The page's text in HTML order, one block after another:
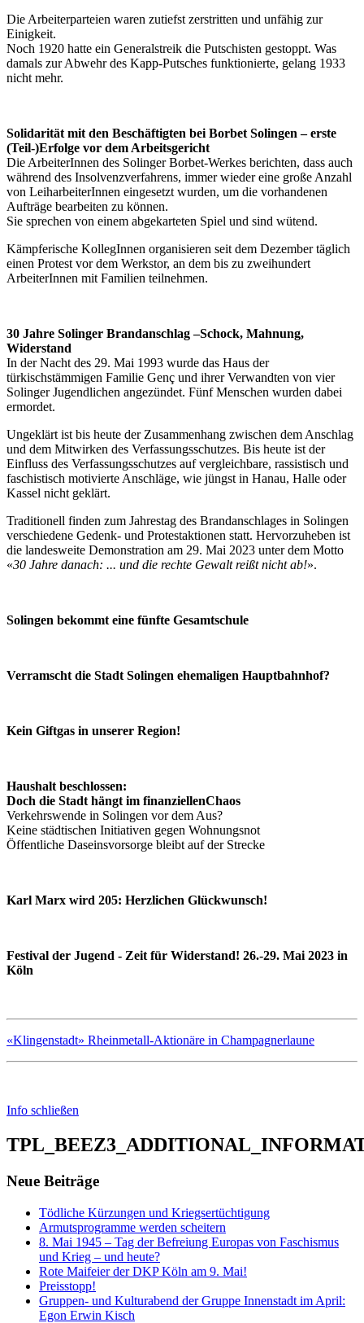
Die Arbeiterparteien waren zutiefst zerstritten und unfähig zur
Einigkeit.
Noch 1920 hatte ein Generalstreik die Putschisten gestoppt. Was
damals zur Abwehr des Kapp-Putsches funktionierte, gelang 1933
nicht mehr.
Solidarität mit den Beschäftigten bei Borbet Solingen – erste
(Teil-)Erfolge vor dem Arbeitsgericht
Die ArbeiterInnen des Solinger Borbet-Werkes berichten, dass auch
während des Insolvenzverfahrens, immer wieder eine große Anzahl
von LeiharbeiterInnen eingesetzt wurden, um die vorhandenen
Aufträge bearbeiten zu können.
Sie sprechen von einem abgekarteten Spiel und sind wütend.
Kämpferische KollegInnen organisieren seit dem Dezember täglich
einen Protest vor dem Werkstor, an dem bis zu zweihundert
ArbeiterInnen mit Familien teilnehmen.
30 Jahre Solinger Brandanschlag –Schock, Mahnung,
Widerstand
In der Nacht des 29. Mai 1993 wurde das Haus der
türkischstämmigen Familie Genç und ihrer Verwandten von vier
Solinger Jugendlichen angezündet. Fünf Menschen wurden dabei
ermordet.
Ungeklärt ist bis heute der Zusammenhang zwischen dem Anschlag
und dem Mitwirken des Verfassungsschutzes. Bis heute ist der
Einfluss des Verfassungsschutzes auf vergleichbare, rassistisch und
faschistisch motivierte Anschläge, wie jüngst in Hanau, Halle oder
Kassel nicht geklärt.
Traditionell finden zum Jahrestag des Brandanschlages in Solingen
verschiedene Gedenk- und Protestaktionen statt. Hervorzuheben ist
die landesweite Demonstration am 29. Mai 2023 unter dem Motto
«30 Jahre danach: ... und die rechte Gewalt reißt nicht ab!».
Solingen bekommt eine fünfte Gesamtschule
Verramscht die Stadt Solingen ehemaligen Hauptbahnhof?
Kein Giftgas in unserer Region!
Haushalt beschlossen:
Doch die Stadt hängt im finanziellenChaos
Verkehrswende in Solingen vor dem Aus?
Keine städtischen Initiativen gegen Wohnungsnot
Öffentliche Daseinsvorsorge bleibt auf der Strecke
Karl Marx wird 205: Herzlichen Glückwunsch!
Festival der Jugend - Zeit für Widerstand! 26.-29. Mai 2023 in
Köln
«Klingenstadt» Rheinmetall-Aktionäre in Champagnerlaune
Info schließen
Neue Beiträge
Tödliche Kürzungen und Kriegsertüchtigung
Armutsprogramme werden scheitern
8. Mai 1945 – Tag der Befreiung Europas von Faschismus
und Krieg – und heute?
Rote Maifeier der DKP Köln am 9. Mai!
Preisstopp!
Gruppen- und Kulturabend der Gruppe Innenstadt im April:
Egon Erwin Kisch